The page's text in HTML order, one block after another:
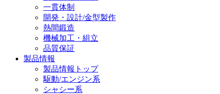
一貫体制
開発・設計/金型製作
熱間鍛造
機械加工・組立
品質保証
製品情報
製品情報トップ
駆動/エンジン系
シャシー系